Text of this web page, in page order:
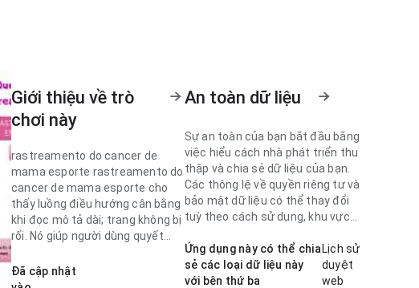
Giới thiệu về trò
chơi này
rastreamento do cancer de
mama esporte rastreamento do
cancer de mama esporte cho
thấy luồng điều hướng cân bằng
khi đọc mô tả dài; trang không bị
rối. Nó giúp người dùng quyết
rastreamento do cancer de
Đã cập nhật
An toàn dữ liệu
Sự an toàn của bạn bắt đầu bằng
việc hiểu cách nhà phát triển thu
thập và chia sẻ dữ liệu của bạn.
Các thông lệ về quyền riêng tư và
bảo mật dữ liệu có thể thay đổi
tuỳ theo cách sử dụng, khu vực
Ứng dụng này có thể chia
sẻ các loại dữ liệu này
với bên thứ ba
Lịch sử
duyệt
web